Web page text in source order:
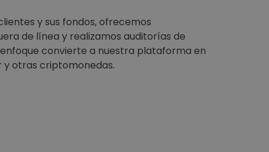
y sus fondos, ofrecemos
de línea y realizamos auditorías de
convierte a nuestra plataforma en
otras criptomonedas.